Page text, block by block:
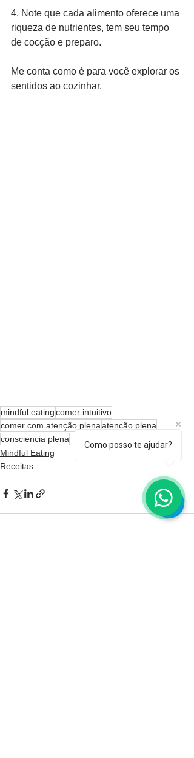
4. Note que cada alimento oferece uma
riqueza de nutrientes, tem seu tempo
de cocção e preparo.
Me conta como é para você explorar os
sentidos ao cozinhar.
mindful eatingcomer intuitivo
comer com atenção plenaatenção plena
consciencia plena
Mindful Eating
Receitas
Como posso te ajudar?